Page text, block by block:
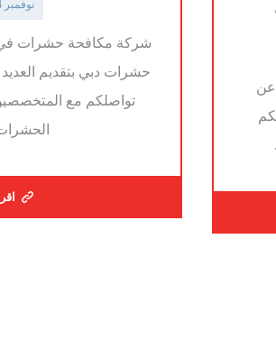
عن
نوفمبر 4, 2024
شركة مكافحة حشرات
حشرات دبي بتقديم
تواصلكم مع